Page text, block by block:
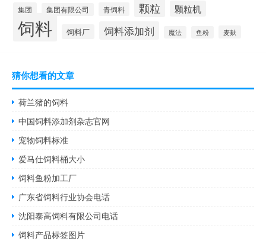
集团 集团有限公司 青饲料 颗粒 颗粒机
饲料 饲料厂 饲料添加剂 魔法 鱼粉 麦麸
猜你想看的文章
荷兰猪的饲料
中国饲料添加剂杂志官网
宠物饲料标准
爱马仕饲料桶大小
饲料鱼粉加工厂
广东省饲料行业协会电话
沈阳泰高饲料有限公司电话
饲料产品标签图片